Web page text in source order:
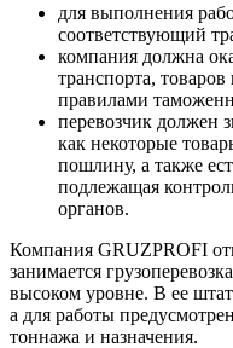
для выполнения
соответствующий
компания должна
транспорта,
правилами
перевозчик должен
как некоторые
пошлину, а также
подлежащая
органов.
Компания GRUZPROFI
занимается
высоком уровне. В ее
а для работы
тоннажа и назначения.